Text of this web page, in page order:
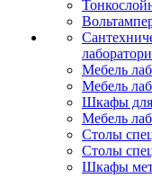
Мебель
Мебель
Шкафы для
Мебель
Столы
Столы
Шкафы